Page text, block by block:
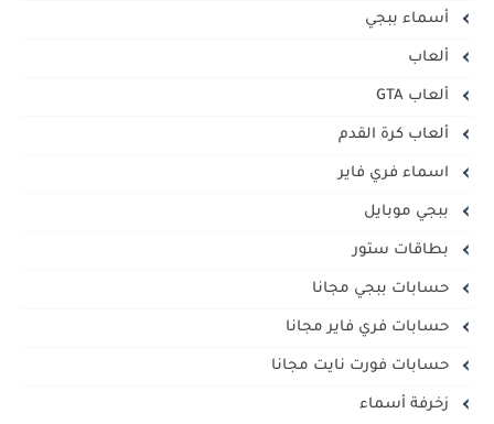
أسماء ببجي
ألعاب
ألعاب GTA
ألعاب كرة القدم
اسماء فري فاير
ببجي موبايل
بطاقات ستور
حسابات ببجي مجانا
حسابات فري فاير مجانا
حسابات فورت نايت مجانا
زخرفة أسماء